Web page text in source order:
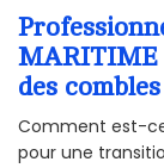
MARITIME
des
Comment est-ce
pour une